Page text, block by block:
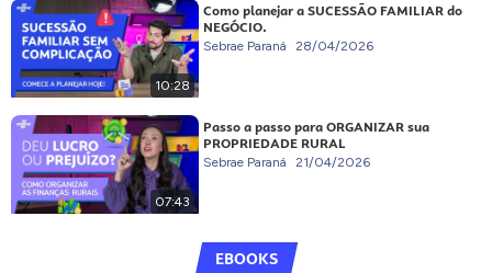
10:28
Como planejar a SUCESSÃO FAMILIAR do
NEGÓCIO.
Sebrae Paraná 28/04/2026
07:43
Passo a passo para ORGANIZAR sua
PROPRIEDADE RURAL
Sebrae Paraná 21/04/2026
EBOOKS